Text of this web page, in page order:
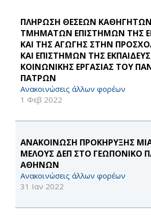
ΠΛΗΡΩΣΗ ΘΕΣΕΩΝ
ΤΜΗΜΑΤΩΝ ΕΠΙΣΤΗΜΩΝ ΤΗΣ
ΚΑΙ ΤΗΣ ΑΓΩΓΗΣ ΣΤΗΝ
ΚΑΙ ΕΠΙΣΤΗΜΩΝ ΤΗΣ
ΚΟΙΝΩΝΙΚΗΣ ΕΡΓΑΣΙΑΣ ΤΟΥ
ΠΑΤΡΩΝ
Ανακοινώσεις άλλων φορέων
1 Φεβ 2022
ΑΝΑΚΟΙΝΩΣΗ ΠΡΟΚΗΡΥΞΗΣ
ΜΕΛΟΥΣ ΔΕΠ ΣΤΟ ΓΕΩΠΟΝΙΚΟ
ΑΘΗΝΩΝ
Ανακοινώσεις άλλων φορέων
31 Ιαν 2022